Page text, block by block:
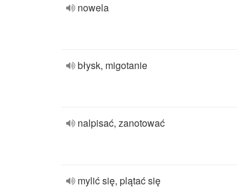
nowela
błysk, migotanie
nalpisać, zanotować
mylić się, plątać się